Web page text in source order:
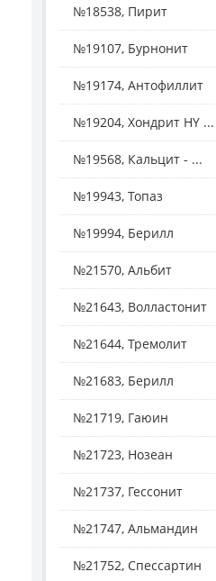
№18538, Пирит
№19107, Бурнонит
№19174, Антофиллит
№19204, Хондрит HY ...
№19568, Кальцит - ...
№19943, Топаз
№19994, Берилл
№21570, Альбит
№21643, Волластонит
№21644, Тремолит
№21683, Берилл
№21719, Гаюин
№21723, Нозеан
№21737, Гессонит
№21747, Альмандин
№21752, Спессартин